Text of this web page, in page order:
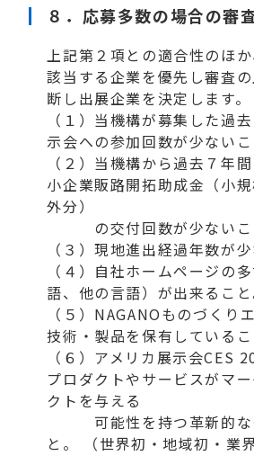
８． 応募多数の場合の審
上記第２項との適合性のほ
該当する企業を優先し審査
断し出展企業を決定します。
（１）当機構が募集した過
示会への参加回数が少ないこ
（２）当機構から過去７年
小企業販路開拓助成金（小
外分）
の交付回数が少ないこ
（３）現地進出経過年数が少
（４）自社ホームページの
語、他の言語）が出来ること
（５）NAGANOものづくり
技術・製品を保有しているこ
（６）アメリカ展示会CES
プロダクトやサービスがマ
クトを与える
可能性を持つ革新的な
と。 （世界初・地域初・業界